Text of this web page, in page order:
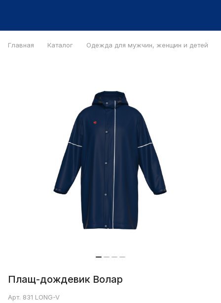
Главная Каталог Одежда для мужчин, женщин и детей
Плащ-дождевик Волар
Арт. 831 LONG-V